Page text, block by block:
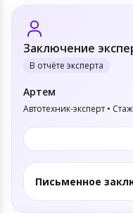
Заключение
В отчёте эксперта
Артем
Автотехник-эксперт • Стаж
Письменное